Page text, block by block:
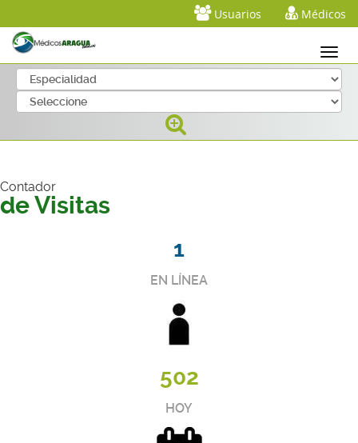
Médicos
Usuarios
Contador
de Visitas
1
EN LÍNEA
502
HOY